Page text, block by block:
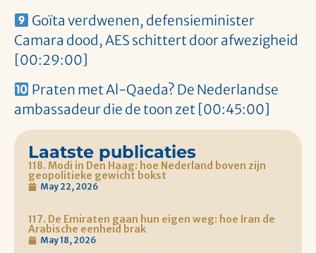
Goïta verdwenen, defensieminister
Camara dood, AES schittert door afwezigheid
[00:29:00]
Praten met Al-Qaeda? De Nederlandse
ambassadeur die de toon zet [00:45:00]
Laatste publicaties
118. Modi in Den Haag: hoe Nederland boven zijn
geopolitieke gewicht bokst
May 22, 2026
117. De Emiraten gaan hun eigen weg: hoe Iran de
Arabische eenheid brak
May 18, 2026